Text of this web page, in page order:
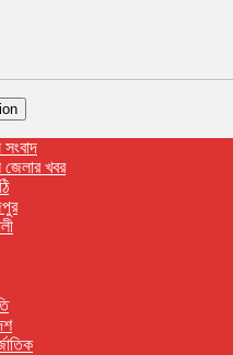
সংবাদ
জেলার খবর